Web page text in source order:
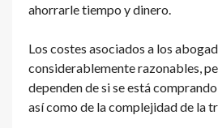
ahorrarle tiempo y dinero.
Los costes asociados a los
considerablemente razonables,
dependen de si se está
así como de la complejidad de la